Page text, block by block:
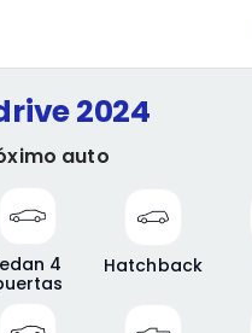
2024
auto
4
Hatchback